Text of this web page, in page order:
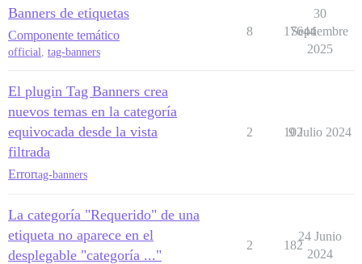
Banners de etiquetas
Componente temático
official, tag-banners
8 17644
30
Septiembre
2025
El plugin Tag Banners crea
nuevos temas en la categoría
equivocada desde la vista
filtrada
Errortag-banners
2 102
9 Julio 2024
La categoría "Requerido" de una
etiqueta no aparece en el
desplegable "categoría ..."
2 182
24 Junio
2024